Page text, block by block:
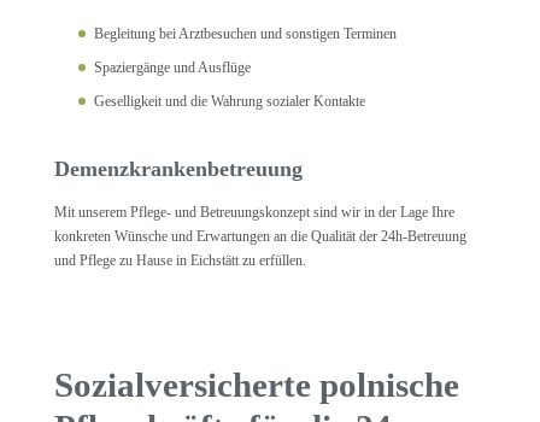
Begleitung bei Arztbesuchen und sonstigen Terminen
Spaziergänge und Ausflüge
Geselligkeit und die Wahrung sozialer Kontakte
Demenzkrankenbetreuung
Mit unserem Pflege- und Betreuungskonzept sind wir in der Lage Ihre
konkreten Wünsche und Erwartungen an die Qualität der 24h-Betreuung
und Pflege zu Hause in Eichstätt zu erfüllen.
Sozialversicherte polnische